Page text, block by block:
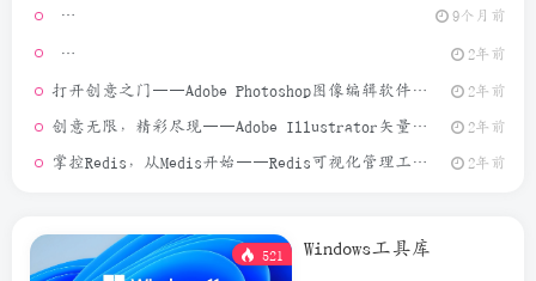
9个月前
2年前
打开创意之门——Adobe Photoshop图像编辑软件介绍 2年前
创意无限，精彩尽现——Adobe Illustrator矢量图形设计软件介绍 2年前
掌控Redis，从Medis开始——Redis可视化管理工具介绍 2年前
521 Windows工具库